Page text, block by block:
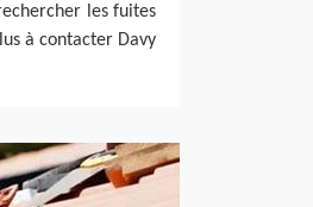
les fuites
à contacter Davy